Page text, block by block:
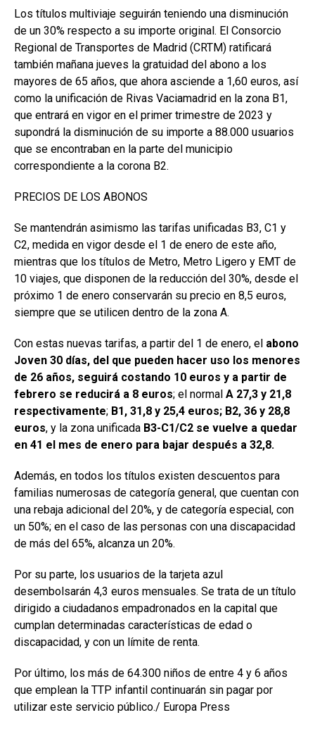
Los títulos multiviaje seguirán teniendo una disminución
de un 30% respecto a su importe original. El Consorcio
Regional de Transportes de Madrid (CRTM) ratificará
también mañana jueves la gratuidad del abono a los
mayores de 65 años, que ahora asciende a 1,60 euros, así
como la unificación de Rivas Vaciamadrid en la zona B1,
que entrará en vigor en el primer trimestre de 2023 y
supondrá la disminución de su importe a 88.000 usuarios
que se encontraban en la parte del municipio
correspondiente a la corona B2.
PRECIOS DE LOS ABONOS
Se mantendrán asimismo las tarifas unificadas B3, C1 y
C2, medida en vigor desde el 1 de enero de este año,
mientras que los títulos de Metro, Metro Ligero y EMT de
10 viajes, que disponen de la reducción del 30%, desde el
próximo 1 de enero conservarán su precio en 8,5 euros,
siempre que se utilicen dentro de la zona A.
Con estas nuevas tarifas, a partir del 1 de enero, el abono
Joven 30 días, del que pueden hacer uso los menores
de 26 años, seguirá costando 10 euros y a partir de
febrero se reducirá a 8 euros; el normal A 27,3 y 21,8
respectivamente; B1, 31,8 y 25,4 euros; B2, 36 y 28,8
euros, y la zona unificada B3-C1/C2 se vuelve a quedar
en 41 el mes de enero para bajar después a 32,8.
Además, en todos los títulos existen descuentos para
familias numerosas de categoría general, que cuentan con
una rebaja adicional del 20%, y de categoría especial, con
un 50%; en el caso de las personas con una discapacidad
de más del 65%, alcanza un 20%.
Por su parte, los usuarios de la tarjeta azul
desembolsarán 4,3 euros mensuales. Se trata de un título
dirigido a ciudadanos empadronados en la capital que
cumplan determinadas características de edad o
discapacidad, y con un límite de renta.
Por último, los más de 64.300 niños de entre 4 y 6 años
que emplean la TTP infantil continuarán sin pagar por
utilizar este servicio público./ Europa Press